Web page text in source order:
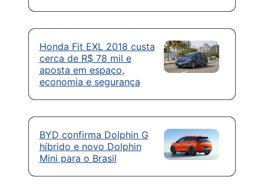
Honda Fit EXL 2018 custa
cerca de R$ 78 mil e
aposta em espaço,
economia e segurança
BYD confirma Dolphin G
híbrido e novo Dolphin
Mini para o Brasil